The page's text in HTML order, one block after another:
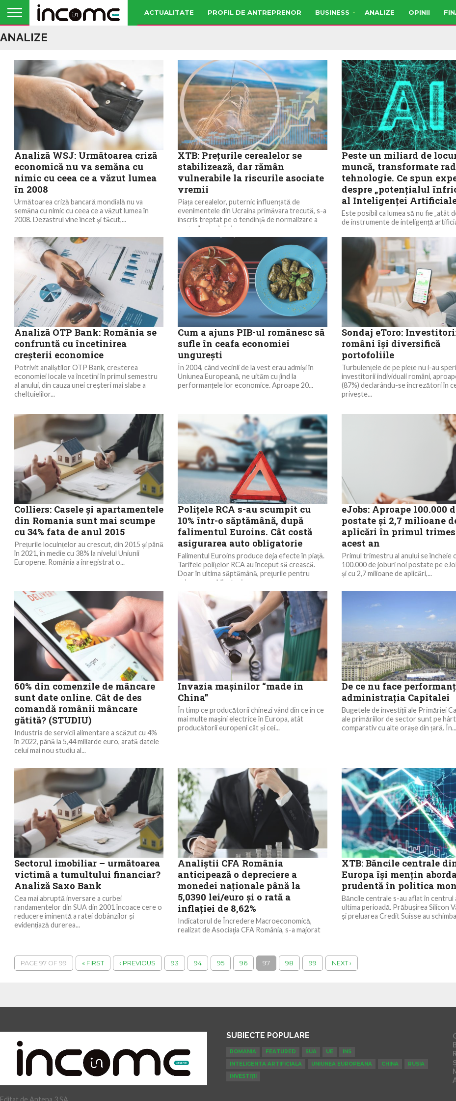
ACTUALITATE PROFIL DE ANTREPRENOR BUSINESS ANALIZE OPINII
ANALIZE
Analiză WSJ: Următoarea criză
economică nu va semăna cu
nimic cu ceea ce a văzut lumea
în 2008
Următoarea criză bancară mondială nu va
semăna cu nimic cu ceea ce a văzut lumea în
2008. Dezastrul vine încet şi tăcut,...
XTB: Prețurile cerealelor se
stabilizează, dar rămân
vulnerabile la riscurile asociate
vremii
Piața cerealelor, puternic influențată de
evenimentele din Ucraina primăvara trecută, s-a
înscris treptat pe o tendință de normalizare a
prețurilor, grâul și...
Peste un miliard de
muncă, transformate
tehnologie. Ce spun
despre „potențialul
al Inteligenței
Este posibil ca lumea să nu fie „atât
de instrumente de inteligență
Sam...
Analiză OTP Bank: România se
confruntă cu încetinirea
creșterii economice
Potrivit analiștilor OTP Bank, creșterea
economiei locale va încetini în primul semestru
al anului, din cauza unei creșteri mai slabe a
cheltuielilor...
Cum a ajuns PIB-ul românesc să
sufle în ceafa economiei
ungurești
În 2004, când vecinii de la vest erau admiși în
Uniunea Europeană, ne uităm cu jind la
performanțele lor economice. Aproape 20...
Sondaj eToro:
români își diversifică
portofoliile
Turbulențele de pe piețe nu i-au
investitorii individuali români,
(87%) declarându-se încrezători în
privește...
Colliers: Casele şi apartamentele
din Romania sunt mai scumpe
cu 34% fata de anul 2015
Prețurile locuințelor au crescut, din 2015 și până
în 2021, în medie cu 38% la nivelul Uniunii
Europene. România a înregistrat o...
Polițele RCA s-au scumpit cu
10% într-o săptămână, după
falimentul Euroins. Cât costă
asigurarea auto obligatorie
Falimentul Euroins produce deja efecte în piaţă.
Tarifele poliţelor RCA au început să crească.
Doar în ultima săptămână, preţurile pentru
asigurarea obligatorie...
eJobs: Aproape 100.000
postate și 2,7 milioane
aplicări în primul
acest an
Primul trimestru al anului se încheie
100.000 de joburi noi postate pe
și cu 2,7 milioane de aplicări,...
60% din comenzile de mâncare
sunt date online. Cât de des
comandă românii mâncare
gătită? (STUDIU)
Industria de servicii alimentare a scăzut cu 4%
în 2022, până la 5,44 miliarde euro, arată datele
celui mai nou studiu al...
Invazia mașinilor “made in
China”
În timp ce producătorii chinezi vând din ce în ce
mai multe mașini electrice în Europa, atât
producătorii europeni cât și cei...
De ce nu face
administrația Capitalei
Bugetele de investiții ale Primăriei
ale primăriilor de sector sunt pe
comparativ cu alte orașe din țară. În...
Sectorul imobiliar – următoarea
victimă a tumultului financiar?
Analiză Saxo Bank
Cea mai abruptă inversare a curbei
randamentelor din SUA din 2001 încoace cere o
reducere iminentă a ratei dobânzilor și
evidențiază durerea...
Analiştii CFA România
anticipează o depreciere a
monedei naţionale până la
5,0390 lei/euro şi o rată a
inflaţiei de 8,62%
Indicatorul de Încredere Macroeconomică,
realizat de Asociaţia CFA România, s-a majorat
XTB: Băncile centrale
Europa își mențin
prudentă în politica
Băncile centrale s-au aflat în centrul
ultima perioadă. Prăbușirea Silicon
și preluarea Credit Suisse au
PAGE 97 OF 99 « FIRST ‹ PREVIOUS 93 94 95 96 97 98 99 NEXT ›
Editat de Antena 3 SA
SUBIECTE POPULARE
ROMANIA FEATURED SUA UE
INS
INTELIGENTA ARTIFICIALA
UNIUNEA EUROPEANA CHINA
RUSIA
INVESTIȚII